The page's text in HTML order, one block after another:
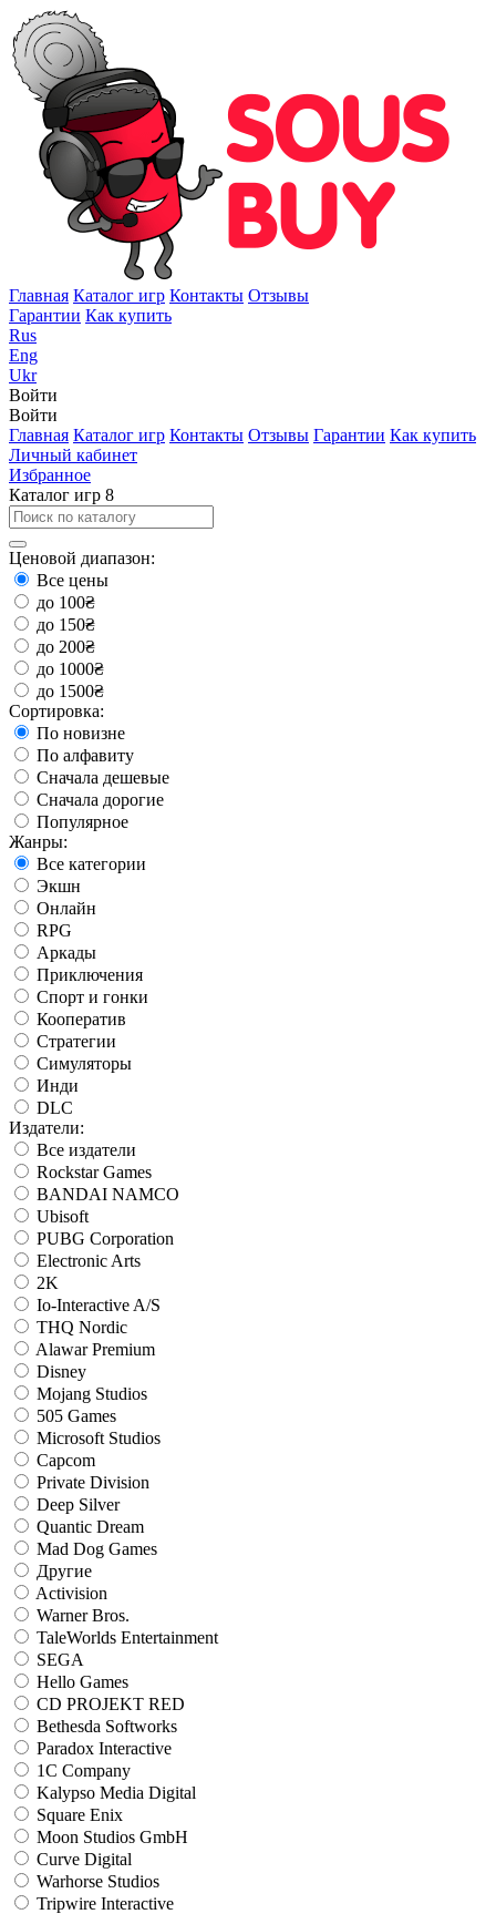
Главная Каталог игр Контакты Отзывы
Гарантии Как купить
Rus
Eng
Ukr
Войти
Войти
Главная Каталог игр Контакты Отзывы Гарантии Как купить
Личный кабинет
Избранное
Каталог игр 8
Ценовой диапазон:
Все цены
до 100₴
до 150₴
до 200₴
до 1000₴
до 1500₴
Сортировка:
По новизне
По алфавиту
Сначала дешевые
Сначала дорогие
Популярное
Жанры:
Все категории
Экшн
Онлайн
RPG
Аркады
Приключения
Спорт и гонки
Кооператив
Стратегии
Симуляторы
Инди
DLC
Издатели:
Все издатели
Rockstar Games
BANDAI NAMCO
Ubisoft
PUBG Corporation
Electronic Arts
2K
Io-Interactive A/S
THQ Nordic
Alawar Premium
Disney
Mojang Studios
505 Games
Microsoft Studios
Capcom
Private Division
Deep Silver
Quantic Dream
Mad Dog Games
Другие
Activision
Warner Bros.
TaleWorlds Entertainment
SEGA
Hello Games
CD PROJEKT RED
Bethesda Softworks
Paradox Interactive
1C Company
Kalypso Media Digital
Square Enix
Moon Studios GmbH
Curve Digital
Warhorse Studios
Tripwire Interactive